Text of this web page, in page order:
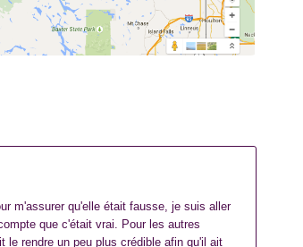
m'assurer qu'elle était fausse, je suis aller
que c'était vrai. Pour les autres
rendre un peu plus crédible afin qu'il ait